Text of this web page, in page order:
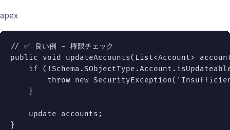
apex
// ✅ 良い例 - 権限チェック
public
void updateAccounts( List<Account>
if
( !Schema .SObjectType .Account .
throw new SecurityException(
}
update accounts ;
}